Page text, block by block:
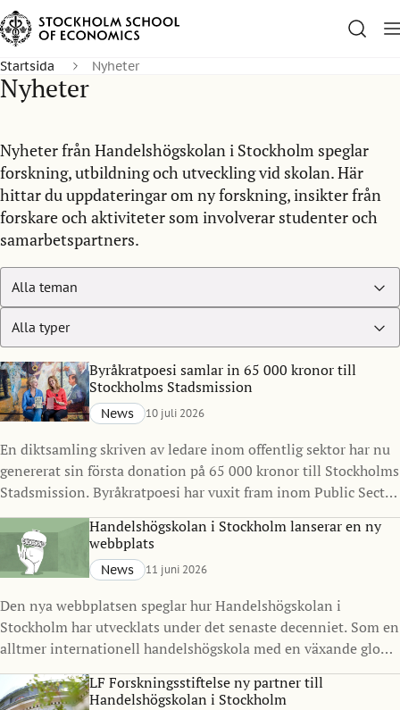
Startsida Nyheter
Nyheter
Nyheter från Handelshögskolan i Stockholm speglar
forskning, utbildning och utveckling vid skolan. Här
hittar du uppdateringar om ny forskning, insikter från
forskare och aktiviteter som involverar studenter och
samarbetspartners.
Byråkratpoesi samlar in 65 000 kronor till
Stockholms Stadsmission
News 10 juli 2026
En diktsamling skriven av ledare inom offentlig sektor har nu
genererat sin första donation på 65 000 kronor till Stockholms
Stadsmission. Byråkratpoesi har vuxit fram inom Public Sector
Management Program vid Handelshögskolan i Stockholm
under det senaste decenniet och visar hur ledarskap, reflektion
och kreativitet kan göra avtryck långt utanför klassrummet.
Handelshögskolan i Stockholm lanserar en ny
webbplats
News 11 juni 2026
Den nya webbplatsen speglar hur Handelshögskolan i
Stockholm har utvecklats under det senaste decenniet. Som en
alltmer internationell handelshögskola med en växande global
gemenskap ville vi skapa en digital närvaro som bättre
representerar vilka vi är idag och vart vi är på väg.
LF Forskningsstiftelse ny partner till
Handelshögskolan i Stockholm